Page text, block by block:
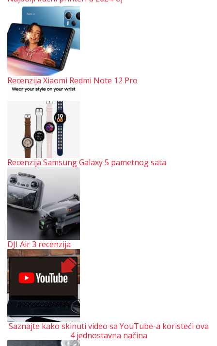
Recenzija Xiaomi Redmi Note 12 Pro
Recenzija Samsung Galaxy 5 pametnog sata
DJI Air 3 recenzija
Saznajte kako skinuti video sa YouTube-a koristeći ova
4 jednostavna načina